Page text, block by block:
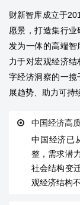
财新智库成立于
愿景，打造集行
发为一体的高端
力于对宏观经济
字经济洞察的一
展趋势、助力可持
中国经济高
中国经济已
整，需求潜
社会结构变
观经济结构